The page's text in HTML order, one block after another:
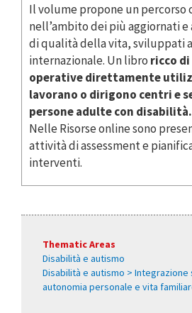
Il volume propone un percorso
nell’ambito dei più aggiornati
di qualità della vita, sviluppati
internazionale. Un libro ricco
operative direttamente
lavorano o dirigono centri e
persone adulte con disabilità.
Nelle Risorse online sono
attività di assessment e
interventi.
Thematic Areas
Disabilità e autismo
Disabilità e autismo >
autonomia personale e vita